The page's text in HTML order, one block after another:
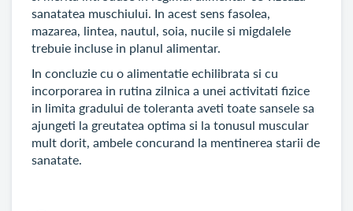
sanatatea muschiului. In acest sens fasolea,
mazarea, lintea, nautul, soia, nucile si migdalele
trebuie incluse in planul alimentar.
In concluzie cu o alimentatie echilibrata si cu
incorporarea in rutina zilnica a unei activitati fizice
in limita gradului de toleranta aveti toate sansele sa
ajungeti la greutatea optima si la tonusul muscular
mult dorit, ambele concurand la mentinerea starii de
sanatate.